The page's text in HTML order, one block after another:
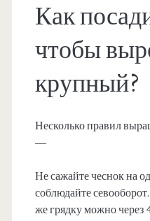
Как
чтобы
крупный?
Несколько правил
—
Не сажайте чеснок на
соблюдайте
же грядку можно